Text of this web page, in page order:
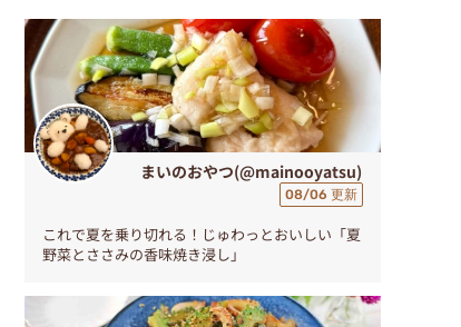
まいのおやつ(@mainooyatsu)
08/06 更新
これで夏を乗り切れる！じゅわっとおいしい「夏
野菜とささみの香味焼き浸し」